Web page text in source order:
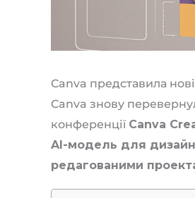
Canva представила
Canva знову
конференції Canva
AI-модель для
редагованими